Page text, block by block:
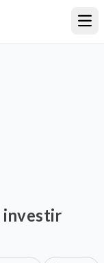
investir